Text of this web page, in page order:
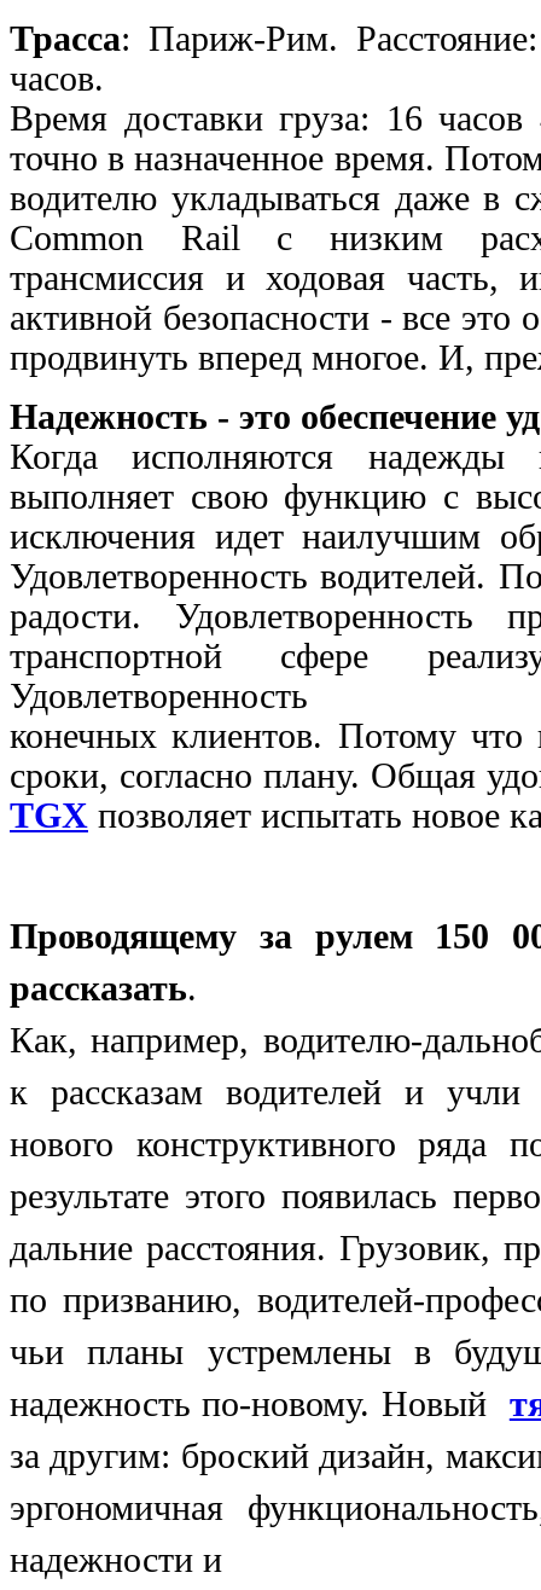
Трасса: Париж-Рим.
часов.
Время доставки груза: 16
точно в назначенное время.
водителю укладываться даже в
Common Rail с низким
трансмиссия и ходовая часть,
активной безопасности - все это
продвинуть вперед многое. И,
Надежность - это обеспечение
Когда исполняются
выполняет свою функцию с
исключения идет наилучшим
Удовлетворенность водителей.
радости. Удовлетворенность
транспортной сфере
Удовлетворенность
конечных клиентов. Потому что
сроки, согласно плану. Общая
TGX позволяет испытать новое
Проводящему за рулем 150
рассказать.
Как, например, водителю-
к рассказам водителей и
нового конструктивного
результате этого появилась
дальние расстояния. Грузовик,
по призванию, водителей-
чьи планы устремлены в
надежность по-новому. Новый
за другим: броский дизайн,
эргономичная
надежности и